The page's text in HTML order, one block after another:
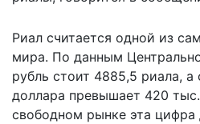
Риал считается одной из
мира. По данным
рубль стоит 4885,5 риала,
доллара превышает 420
свободном рынке эта цифра